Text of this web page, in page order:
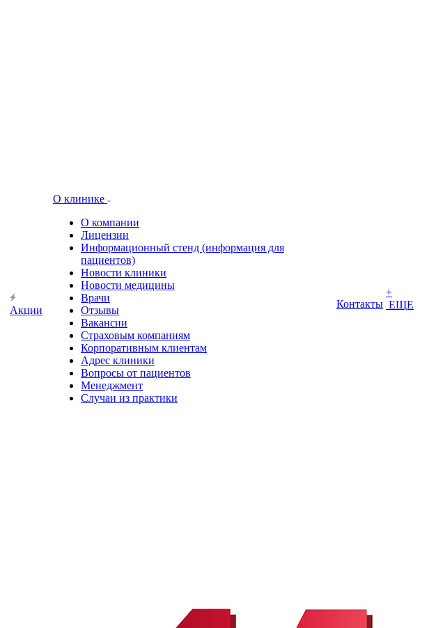
Акции
О клинике
О компании
Лицензии
Информационный стенд (информация для
пациентов)
Новости клиники
Новости медицины
Врачи
Отзывы
Вакансии
Страховым компаниям
Корпоративным клиентам
Адрес клиники
Вопросы от пациентов
Менеджмент
Случаи из практики
Контакты
+
ЕЩЕ